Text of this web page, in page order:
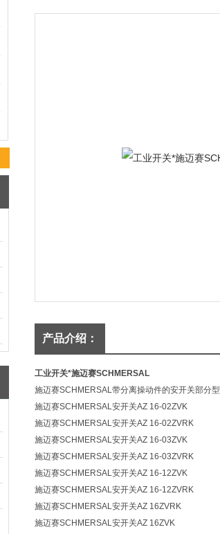
产品介绍：
工业开关*施迈赛SCHMERSAL
施迈赛SCHMERSAL带分离操动件的安开关部分型
施迈赛SCHMERSAL安开关AZ 16-02ZVK
施迈赛SCHMERSAL安开关AZ 16-02ZVRK
施迈赛SCHMERSAL安开关AZ 16-03ZVK
施迈赛SCHMERSAL安开关AZ 16-03ZVRK
施迈赛SCHMERSAL安开关AZ 16-12ZVK
施迈赛SCHMERSAL安开关AZ 16-12ZVRK
施迈赛SCHMERSAL安开关AZ 16ZVRK
施迈赛SCHMERSAL安开关AZ 16ZVK